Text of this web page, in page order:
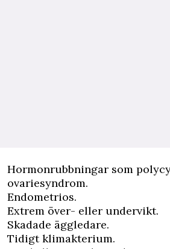
Hormonrubbningar som
ovariesyndrom.
Endometrios.
Extrem över- eller undervikt.
Skadade äggledare.
Tidigt klimakterium.